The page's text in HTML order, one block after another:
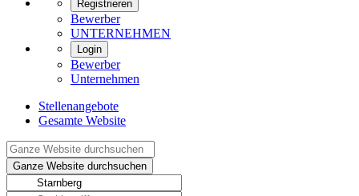
Registrieren
Bewerber
UNTERNEHMEN
Login
Bewerber
Unternehmen
Stellenangebote
Gesamte Website